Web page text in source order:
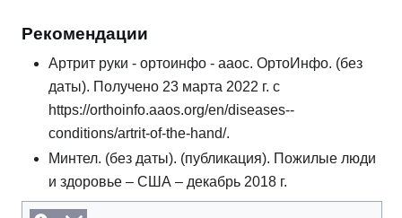
Рекомендации
Артрит руки - ортоинфо - ааос. ОртоИнфо. (без
даты). Получено 23 марта 2022 г. с
https://orthoinfo.aaos.org/en/diseases--
conditions/artrit-of-the-hand/.
Минтел. (без даты). (публикация). Пожилые люди
и здоровье – США – декабрь 2018 г.